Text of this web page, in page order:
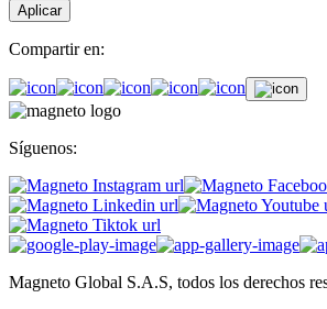
Aplicar
Compartir en:
Síguenos:
Magneto Global S.A.S, todos los derechos